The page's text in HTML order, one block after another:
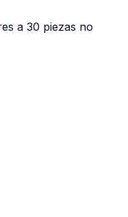
a 30 piezas no